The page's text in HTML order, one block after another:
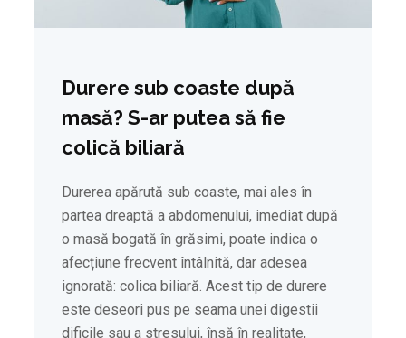
Durere sub coaste după
masă? S-ar putea să fie
colică biliară
Durerea apărută sub coaste, mai ales în
partea dreaptă a abdomenului, imediat după
o masă bogată în grăsimi, poate indica o
afecțiune frecvent întâlnită, dar adesea
ignorată: colica biliară. Acest tip de durere
este deseori pus pe seama unei digestii
dificile sau a stresului, însă în realitate,